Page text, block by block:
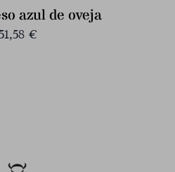
azul de oveja
€